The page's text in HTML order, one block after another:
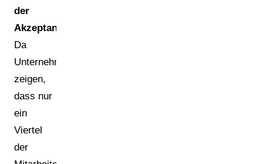
der
Akzeptanz.
Da
Unternehmensstudien
zeigen,
dass nur
ein
Viertel
der